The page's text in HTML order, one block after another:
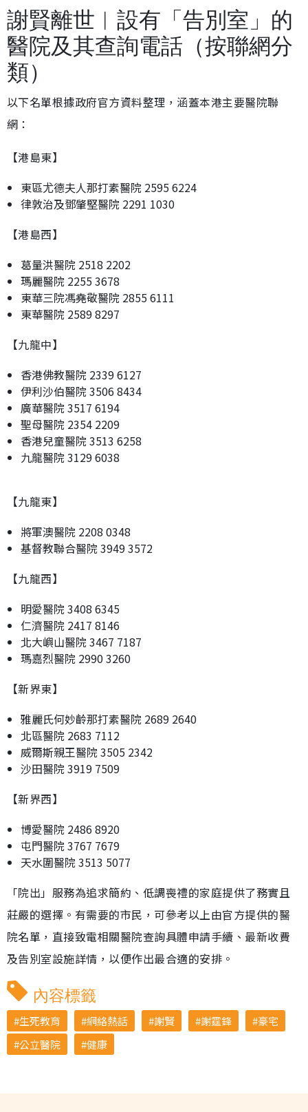
謝賢離世︱設有「告別室」的
醫院及其查詢電話（按聯網分
類）
以下名單根據政府官方資料整理，涵蓋本港主要醫院聯
網：
【港島東】
東區尤德夫人那打素醫院 2595 6224
律敦治及鄧肇堅醫院 2291 1030
【港島西】
葛量洪醫院 2518 2202
瑪麗醫院 2255 3678
東華三院馮堯敬醫院 2855 6111
東華醫院 2589 8297
【九龍中】
香港佛教醫院 2339 6127
伊利沙伯醫院 3506 8434
廣華醫院 3517 6194
聖母醫院 2354 2209
香港兒童醫院 3513 6258
九龍醫院 3129 6038
【九龍東】
將軍澳醫院 2208 0348
基督教聯合醫院 3949 3572
【九龍西】
明愛醫院 3408 6345
仁濟醫院 2417 8146
北大嶼山醫院 3467 7187
瑪嘉烈醫院 2990 3260
【新界東】
雅麗氏何妙齡那打素醫院 2689 2640
北區醫院 2683 7112
威爾斯親王醫院 3505 2342
沙田醫院 3919 7509
【新界西】
博愛醫院 2486 8920
屯門醫院 3767 7679
天水圍醫院 3513 5077
「院出」服務為追求簡約、低調喪禮的家庭提供了務實且
莊嚴的選擇。有需要的市民，可參考以上由官方提供的醫
院名單，直接致電相關醫院查詢具體申請手續、最新收費
及告別室設施詳情，以便作出最合適的安排。
內容標籤
生死教育 網絡熱話 謝賢 謝霆鋒
豪宅
公立醫院
健康